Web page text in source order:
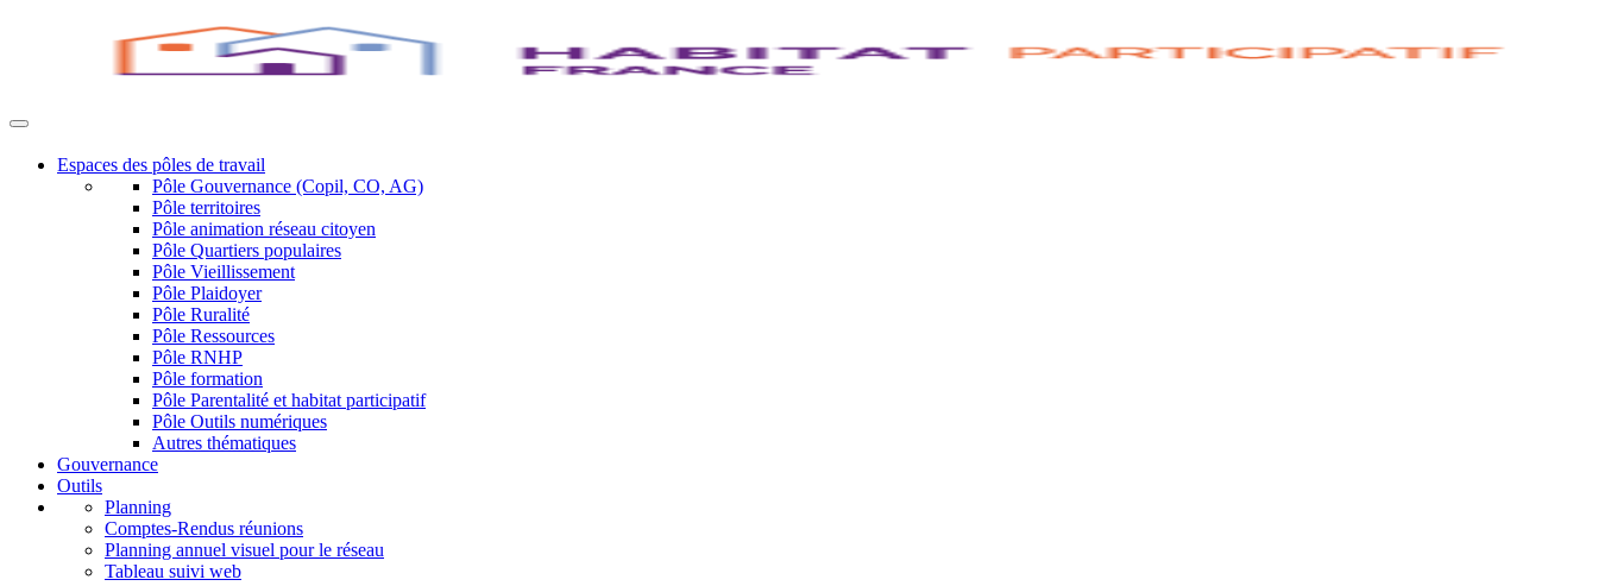
Espaces des pôles de travail
Pôle Gouvernance (Copil, CO, AG)
Pôle territoires
Pôle animation réseau citoyen
Pôle Quartiers populaires
Pôle Vieillissement
Pôle Plaidoyer
Pôle Ruralité
Pôle Ressources
Pôle RNHP
Pôle formation
Pôle Parentalité et habitat participatif
Pôle Outils numériques
Autres thématiques
Gouvernance
Outils
Planning
Comptes-Rendus réunions
Planning annuel visuel pour le réseau
Tableau suivi web